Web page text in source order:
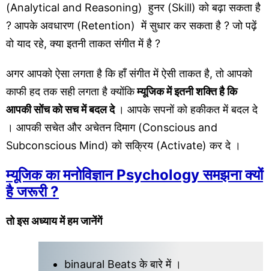
(Analytical and Reasoning) हुनर (Skill) को बढ़ा सकता है
? आपके अवधारण (Retention) में सुधार कर सकता है ? जो पढ़ें
वो याद रहे, क्या इतनी ताकत संगीत में है ?
अगर आपको ऐसा लगता है कि हाँ संगीत में ऐसी ताकत है, तो आपको
काफी हद तक सही लगता है क्योंकिम्यूजिक में इतनी शक्ति है कि
आपकी सोंच को सच में बदल दे । आपके सपनों को हकीकत में बदल दे
। आपकी सचेत और अचेतन दिमाग (Conscious and
Subconscious Mind) को सक्रिय (Activate) कर दे ।
म्यूजिक का मनोविज्ञान Psychology समझना क्यों
है जरूरी ?
तो इस अध्याय में हम जानेंगें
binaural Beats के बारे में ।